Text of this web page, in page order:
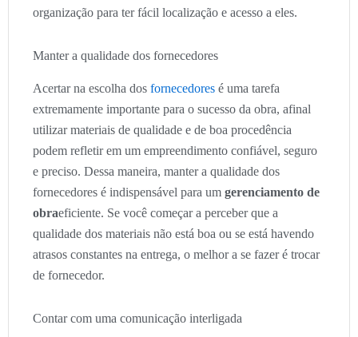
organização para ter fácil localização e acesso a eles.
Manter a qualidade dos fornecedores
Acertar na escolha dos fornecedores é uma tarefa
extremamente importante para o sucesso da obra, afinal
utilizar materiais de qualidade e de boa procedência
podem refletir em um empreendimento confiável, seguro
e preciso. Dessa maneira, manter a qualidade dos
fornecedores é indispensável para um gerenciamento de
obraeficiente. Se você começar a perceber que a
qualidade dos materiais não está boa ou se está havendo
atrasos constantes na entrega, o melhor a se fazer é trocar
de fornecedor.
Contar com uma comunicação interligada